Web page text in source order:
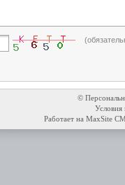
©
Условия
Работает на MaxSite